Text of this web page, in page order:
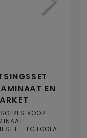
EN
VOOR
PGTOOLA